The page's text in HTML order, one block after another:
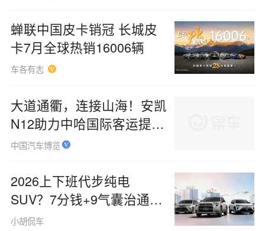
蝉联中国皮卡销冠 长城皮
卡7月全球热销16006辆
车各有志
大道通衢，连接山海！安凯
N12助力中哈国际客运提质
升级
中国汽车博览
2026上下班代步纯电
SUV？7分钱+9气囊治通勤
焦虑
小胡侃车